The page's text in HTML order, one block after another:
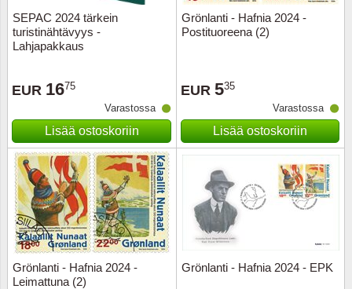
SEPAC 2024 tärkein
turistinähtävyys -
Lahjapakkaus
EUR 1675
Varastossa
Lisää ostoskoriin
Grönlanti - Hafnia 2024 -
Postituoreena (2)
EUR 535
Varastossa
Lisää ostoskoriin
Grönlanti - Hafnia 2024 -
Leimattuna (2)
Grönlanti - Hafnia 2024 - EPK